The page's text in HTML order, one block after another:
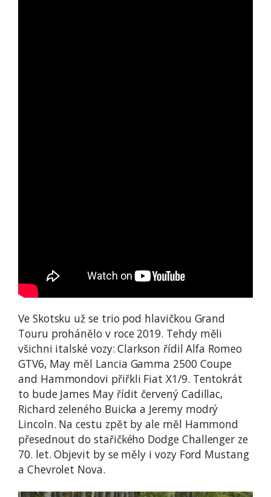
Ve Skotsku už se trio pod hlavičkou Grand
Touru prohánělo v roce 2019. Tehdy měli
všichni italské vozy: Clarkson řídil Alfa Romeo
GTV6, May měl Lancia Gamma 2500 Coupe
and Hammondovi přiřkli Fiat X1/9. Tentokrát
to bude James May řídit červený Cadillac,
Richard zeleného Buicka a Jeremy modrý
Lincoln. Na cestu zpět by ale měl Hammond
přesednout do stařičkého Dodge Challenger ze
70. let. Objevit by se měly i vozy Ford Mustang
a Chevrolet Nova.